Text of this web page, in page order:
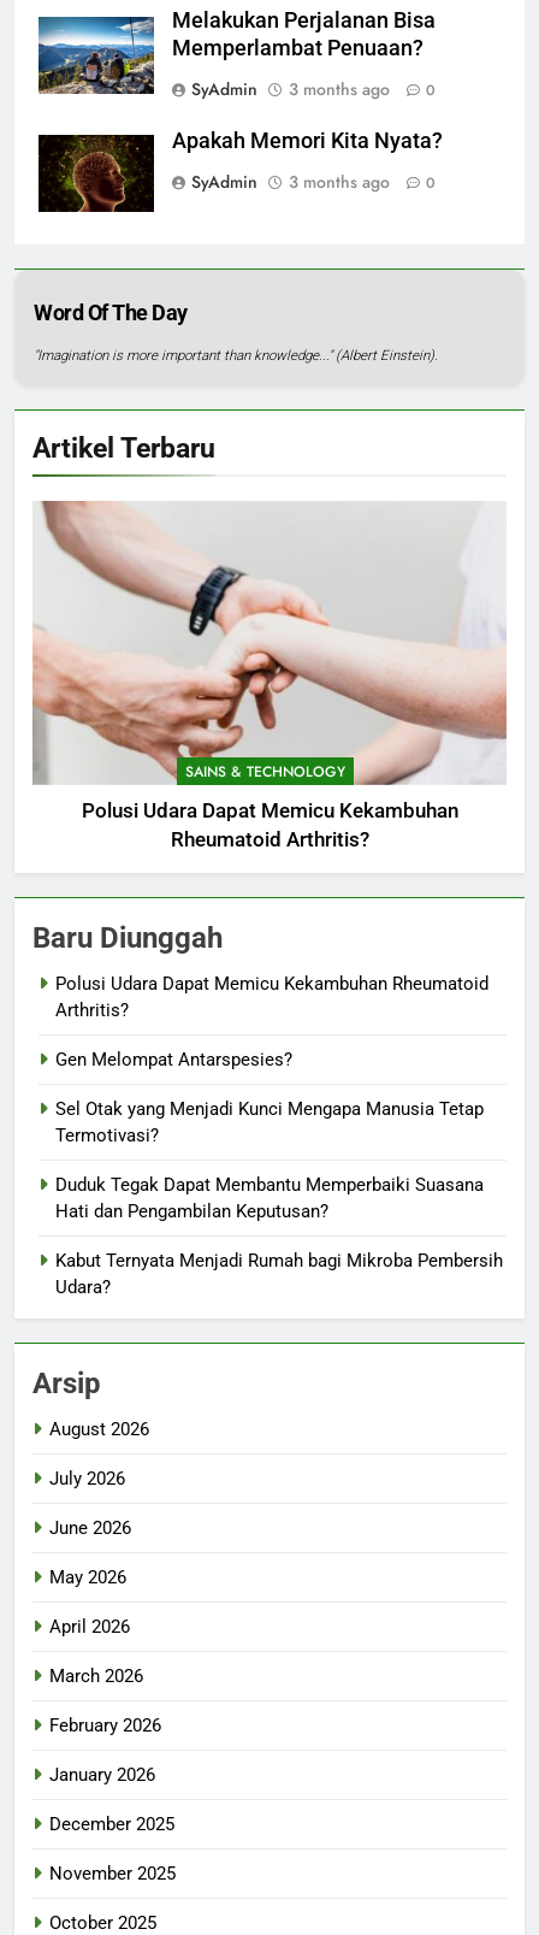
Melakukan Perjalanan Bisa
Memperlambat Penuaan?
SyAdmin
3 months ago 0
Apakah Memori Kita Nyata?
SyAdmin
3 months ago 0
Word Of The Day
"Imagination is more important than knowledge..." (Albert Einstein).
Artikel Terbaru
SAINS & TECHNOLOGY
Polusi Udara Dapat Memicu Kekambuhan
Rheumatoid Arthritis?
Baru Diunggah
Polusi Udara Dapat Memicu Kekambuhan Rheumatoid
Arthritis?
Gen Melompat Antarspesies?
Sel Otak yang Menjadi Kunci Mengapa Manusia Tetap
Termotivasi?
Duduk Tegak Dapat Membantu Memperbaiki Suasana
Hati dan Pengambilan Keputusan?
Kabut Ternyata Menjadi Rumah bagi Mikroba Pembersih
Udara?
Arsip
August 2026
July 2026
June 2026
May 2026
April 2026
March 2026
February 2026
January 2026
December 2025
November 2025
October 2025